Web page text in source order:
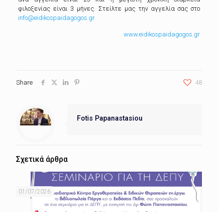
φιλοξενίας είναι 3 μήνες. Στείλτε μας την αγγελία σας στο
info@eidikospaidagogos.gr
www.eidikospaidagogos.gr
Share 48
Fotis Papanastasiou
Σχετικά άρθρα
01/07/2026